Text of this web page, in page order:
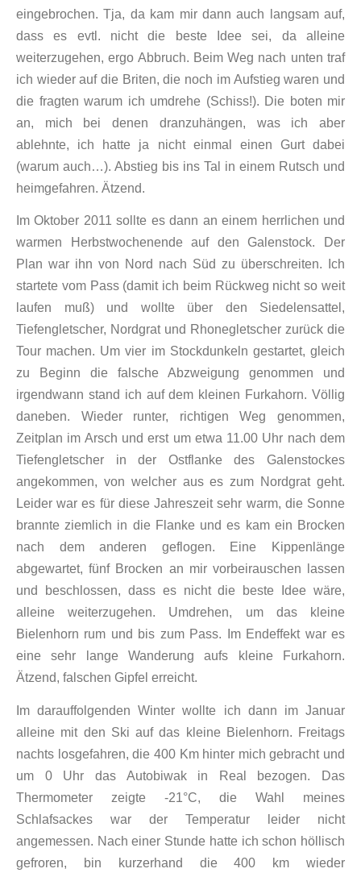
eingebrochen. Tja, da kam mir dann auch langsam auf,
dass es evtl. nicht die beste Idee sei, da alleine
weiterzugehen, ergo Abbruch. Beim Weg nach unten traf
ich wieder auf die Briten, die noch im Aufstieg waren und
die fragten warum ich umdrehe (Schiss!). Die boten mir
an, mich bei denen dranzuhängen, was ich aber
ablehnte, ich hatte ja nicht einmal einen Gurt dabei
(warum auch…). Abstieg bis ins Tal in einem Rutsch und
heimgefahren. Ätzend.
Im Oktober 2011 sollte es dann an einem herrlichen und
warmen Herbstwochenende auf den Galenstock. Der
Plan war ihn von Nord nach Süd zu überschreiten. Ich
startete vom Pass (damit ich beim Rückweg nicht so weit
laufen muß) und wollte über den Siedelensattel,
Tiefengletscher, Nordgrat und Rhonegletscher zurück die
Tour machen. Um vier im Stockdunkeln gestartet, gleich
zu Beginn die falsche Abzweigung genommen und
irgendwann stand ich auf dem kleinen Furkahorn. Völlig
daneben. Wieder runter, richtigen Weg genommen,
Zeitplan im Arsch und erst um etwa 11.00 Uhr nach dem
Tiefengletscher in der Ostflanke des Galenstockes
angekommen, von welcher aus es zum Nordgrat geht.
Leider war es für diese Jahreszeit sehr warm, die Sonne
brannte ziemlich in die Flanke und es kam ein Brocken
nach dem anderen geflogen. Eine Kippenlänge
abgewartet, fünf Brocken an mir vorbeirauschen lassen
und beschlossen, dass es nicht die beste Idee wäre,
alleine weiterzugehen. Umdrehen, um das kleine
Bielenhorn rum und bis zum Pass. Im Endeffekt war es
eine sehr lange Wanderung aufs kleine Furkahorn.
Ätzend, falschen Gipfel erreicht.
Im darauffolgenden Winter wollte ich dann im Januar
alleine mit den Ski auf das kleine Bielenhorn. Freitags
nachts losgefahren, die 400 Km hinter mich gebracht und
um 0 Uhr das Autobiwak in Real bezogen. Das
Thermometer zeigte -21°C, die Wahl meines
Schlafsackes war der Temperatur leider nicht
angemessen. Nach einer Stunde hatte ich schon höllisch
gefroren, bin kurzerhand die 400 km wieder